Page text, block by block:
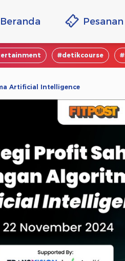
Beranda Pesanan
#detikcourse
Artificial Intelligence